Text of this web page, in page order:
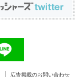
広告掲載のお問い合わせ